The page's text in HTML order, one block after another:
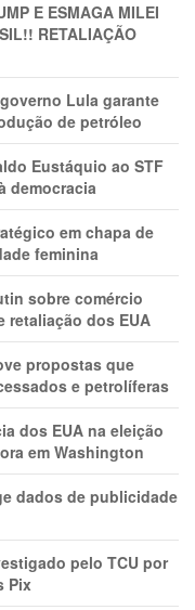
E ESMAGA MILEI
RETALIAÇÃO
Lula garante
de petróleo
Eustáquio ao STF
democracia
em chapa de
feminina
sobre comércio
retaliação dos EUA
propostas que
e petrolíferas
dos EUA na eleição
em Washington
dados de publicidade
pelo TCU por
Pix